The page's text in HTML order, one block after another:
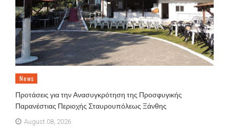
News
Προτάσεις για την Ανασυγκρότηση της Προσφυγικής
Παρανέστιας Περιοχής Σταυρουπόλεως Ξάνθης
August 08, 2026